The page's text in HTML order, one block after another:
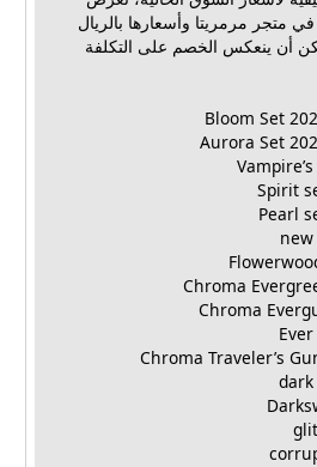
متجر مرمريتا وأسعارها بالريال
أن ينعكس الخصم على التكلفة
Bloom Set
Aurora Set
Spirit
Pearl
Chroma
Chroma
Chroma Traveler’s